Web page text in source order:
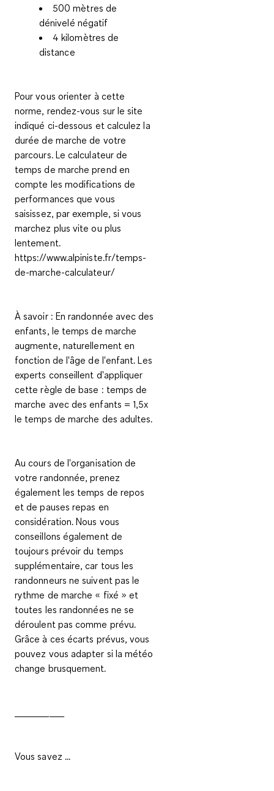
500 mètres de
dénivelé négatif
4 kilomètres de
distance
Pour vous orienter à cette
norme, rendez-vous sur le site
indiqué ci-dessous et calculez la
durée de marche de votre
parcours. Le calculateur de
temps de marche prend en
compte les modifications de
performances que vous
saisissez, par exemple, si vous
marchez plus vite ou plus
lentement.
https://www.alpiniste.fr/temps-
de-marche-calculateur/
À savoir : En randonnée avec des
enfants, le temps de marche
augmente, naturellement en
fonction de l'âge de l'enfant. Les
experts conseillent d'appliquer
cette règle de base : temps de
marche avec des enfants = 1,5x
le temps de marche des adultes.
Au cours de l'organisation de
votre randonnée, prenez
également les temps de repos
et de pauses repas en
considération. Nous vous
conseillons également de
toujours prévoir du temps
supplémentaire, car tous les
randonneurs ne suivent pas le
rythme de marche « fixé » et
toutes les randonnées ne se
déroulent pas comme prévu.
Grâce à ces écarts prévus, vous
pouvez vous adapter si la météo
change brusquement.
Vous savez ...